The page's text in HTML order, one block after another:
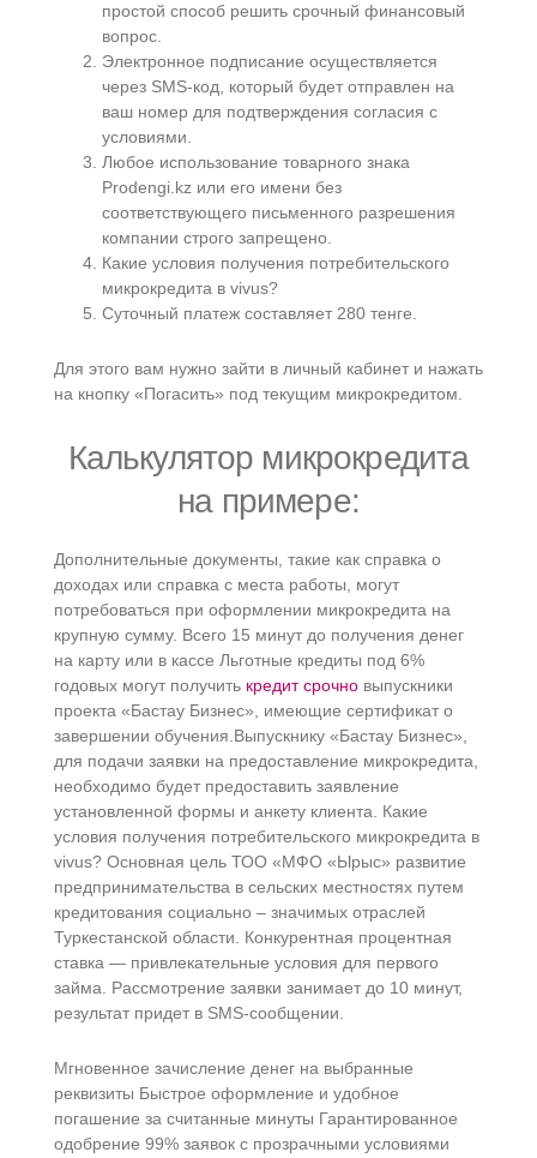
простой способ решить срочный финансовый
вопрос.
Электронное подписание осуществляется
через SMS-код, который будет отправлен на
ваш номер для подтверждения согласия с
условиями.
Любое использование товарного знака
Prodengi.kz или его имени без
соответствующего письменного разрешения
компании строго запрещено.
Какие условия получения потребительского
микрокредита в vivus?
Суточный платеж составляет 280 тенге.
Для этого вам нужно зайти в личный кабинет и нажать
на кнопку «Погасить» под текущим микрокредитом.
Калькулятор микрокредита
на примере:
Дополнительные документы, такие как справка о
доходах или справка с места работы, могут
потребоваться при оформлении микрокредита на
крупную сумму. Всего 15 минут до получения денег
на карту или в кассе Льготные кредиты под 6%
годовых могут получить кредит срочно выпускники
проекта «Бастау Бизнес», имеющие сертификат о
завершении обучения.Выпускнику «Бастау Бизнес»,
для подачи заявки на предоставление микрокредита,
необходимо будет предоставить заявление
установленной формы и анкету клиента. Какие
условия получения потребительского микрокредита в
vivus? Основная цель ТОО «МФО «Ырыс» развитие
предпринимательства в сельских местностях путем
кредитования социально – значимых отраслей
Туркестанской области. Конкурентная процентная
ставка — привлекательные условия для первого
займа. Рассмотрение заявки занимает до 10 минут,
результат придет в SMS-сообщении.
Мгновенное зачисление денег на выбранные
реквизиты Быстрое оформление и удобное
погашение за считанные минуты Гарантированное
одобрение 99% заявок с прозрачными условиями